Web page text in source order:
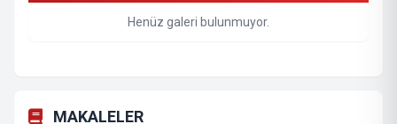
Henüz galeri bulunmuyor.
MAKALELER